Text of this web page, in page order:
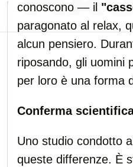
conoscono — il
paragonato al relax,
alcun pensiero.
riposando, gli uomini
per loro è una forma
Conferma
Uno studio condotto
queste differenze. È